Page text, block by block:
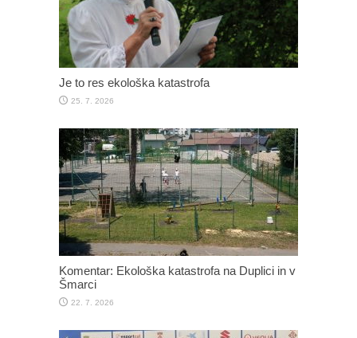
Je to res ekološka katastrofa
25. 7. 2026
Komentar: Ekološka katastrofa na Duplici in v
Šmarci
22. 7. 2026